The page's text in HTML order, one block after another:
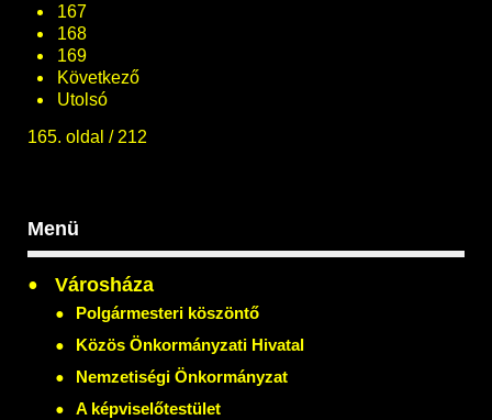
167
168
169
Következő
Utolsó
165. oldal / 212
Menü
Városháza
Polgármesteri köszöntő
Közös Önkormányzati Hivatal
Nemzetiségi Önkormányzat
A képviselőtestület